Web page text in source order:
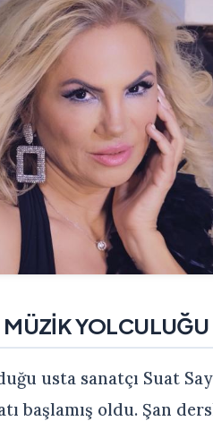
MÜZİK YOLCULUĞU
usta sanatçı Suat
başlamış oldu. Şan